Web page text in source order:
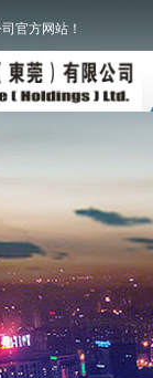
官方网站！